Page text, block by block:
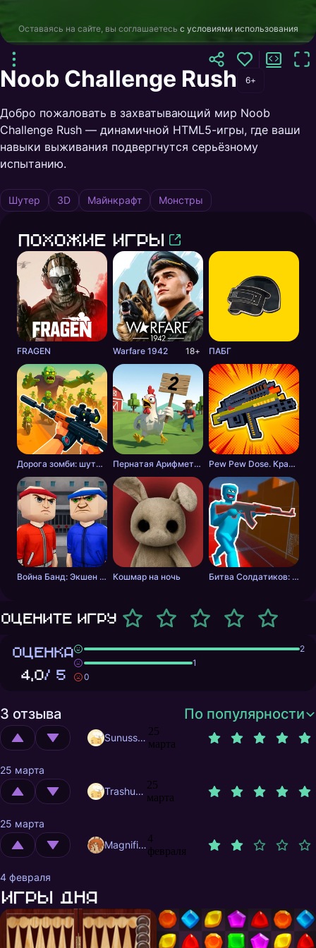
Оставаясь на сайте, вы соглашаетесь с условиями использования
Noob Challenge Rush 6+
Добро пожаловать в захватывающий мир Noob
Challenge Rush — динамичной HTML5-игры, где ваши
навыки выживания подвергнутся серьёзному
испытанию.
Шутер 3D Майнкрафт Монстры
Похожие игры
FRAGEN Warfare 1942 18+ ПАБГ
Дорога зомби: шутер с разрушениями Пернатая Арифметика Pew Pew Dose. Крафт оружия
Война Банд: Экшен шутер Кошмар на ночь Битва Солдатиков: Красные против Синих
Оцените игру
ОЦЕНКА
4,0/ 5
2
1
0
3 отзыва По популярности
Sunusstex
25
марта
25 марта
Trashuser
25
марта
25 марта
MagnificentMrFox
4
февраля
4 февраля
Игры дня